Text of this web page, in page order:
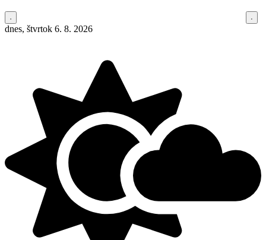
dnes, štvrtok 6. 8. 2026